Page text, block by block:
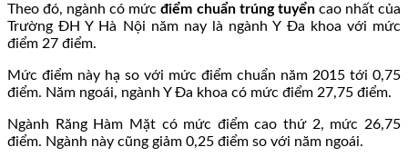
Theo đó, ngành có mứcđiểm chuẩn trúng tuyểncao nhất của
Trường ĐH Y Hà Nội năm nay là ngành Y Đa khoa với mức
điểm 27 điểm.
Mức điểm này hạ so với mức điểm chuẩn năm 2015 tới 0,75
điểm. Năm ngoái, ngành Y Đa khoa có mức điểm 27,75 điểm.
Ngành Răng Hàm Mặt có mức điểm cao thứ 2, mức 26,75
điểm. Ngành này cũng giảm 0,25 điểm so với năm ngoái.